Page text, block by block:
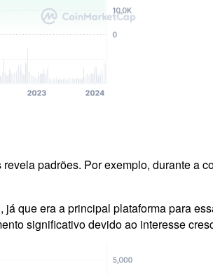
padrões. Por exemplo, durante a
que era a principal plataforma para
significativo devido ao interesse